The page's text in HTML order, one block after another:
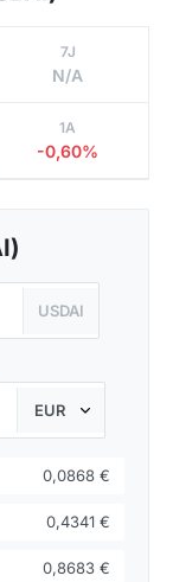
7J
N/A
1A
-0,60%
USDAI
0,0868 €
0,4341 €
0,8683 €